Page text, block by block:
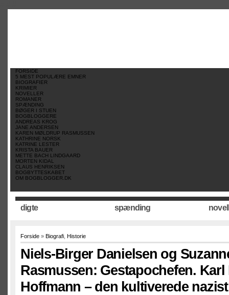
FORSIDE
5 MEST POPULÆRE EMNER
BIOGRAFIER
KRIMIER
NOVELLER
ROMANER
SPÆNDING
BØGER I STUEN
BOGBLOGGERE
ANDREAS KROG
JANE ANDERSEN
KAREN MØLDRUP RASMUSSEN
KATHRINE NORSK
KATRINE LESTER
KRISTA BAUER
METTE BACH LINDGAARD
MORTEN KIDAL
CLAUS HENRIKSEN
BOGBYTTESKABET
OM BOGBLOGGER.DK
digte spænding
Forside » Biografi Historie
Niels-Birger Danielsen og
Rasmussen: Gestapochefen. Karl
Hoffmann – den kultiverede nazist